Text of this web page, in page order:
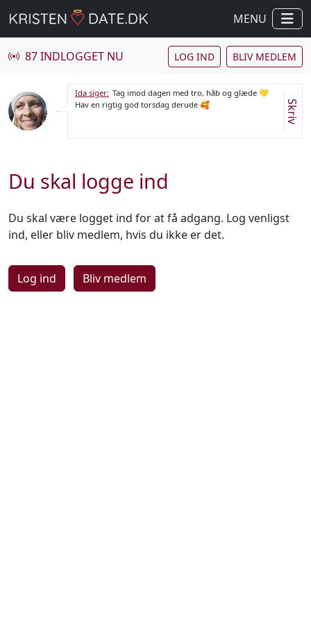
MENU
87 INDLOGGET NU LOG IND BLIV MEDLEM
Ida siger: Tag imod dagen med tro, håb og glæde 💛
Hav en rigtig god torsdag derude 🥰
Skriv
Du skal logge ind
Du skal være logget ind for at få adgang. Log venligst
ind, eller bliv medlem, hvis du ikke er det.
Log ind